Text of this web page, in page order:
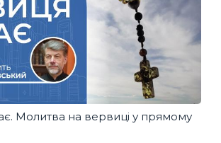
Молитва на вервиці у прямому